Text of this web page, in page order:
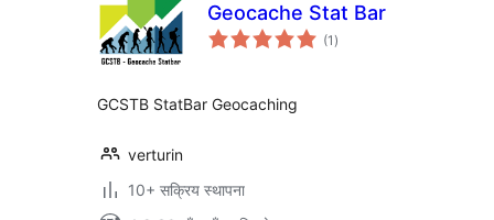
Geocache Stat Bar
(1 कुल
रेटिङ्गहरू
)
GCSTB StatBar Geocaching
verturin
10+ सक्रिय स्थापना